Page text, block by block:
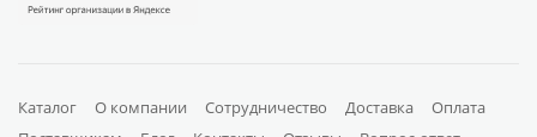
Каталог О компании Сотрудничество Доставка
Оплата